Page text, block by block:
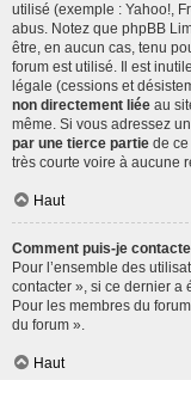
utilisé (exemple : Yahoo!,
abus. Notez que phpBB
être, en aucun cas, tenu
forum est utilisé. Il est
légale (cessions et
non directement liée au
même. Si vous adressez
par une tierce partie de
très courte voire à aucune
Haut
Comment puis-je
Pour l’ensemble des
contacter », si ce dernier a
Pour les membres du
du forum ».
Haut